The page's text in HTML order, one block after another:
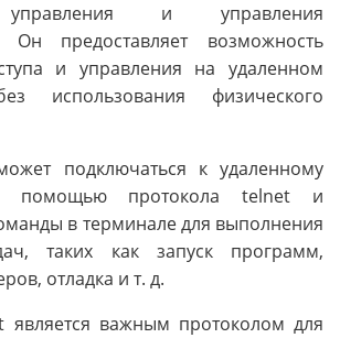
управления и управления
Он предоставляет возможность
и управления на удаленном
использования физического
подключаться к удаленному
помощью протокола telnet и
в терминале для выполнения
таких как запуск программ,
отладка и т. д.
важным протоколом для